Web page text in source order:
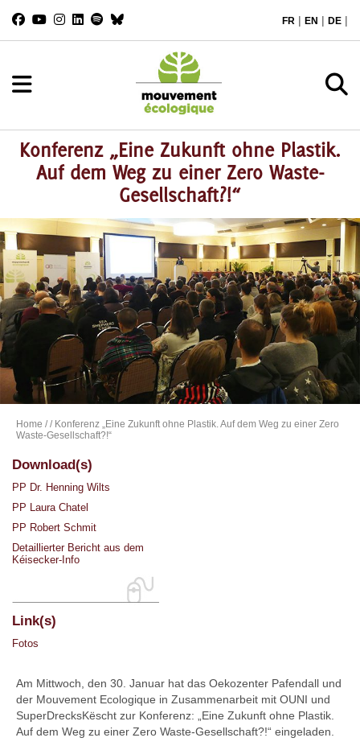
FR | EN | DE |
Konferenz „Eine Zukunft ohne Plastik.
Auf dem Weg zu einer Zero Waste-
Gesellschaft?!“
Home // Konferenz „Eine Zukunft ohne Plastik. Auf dem Weg zu einer Zero
Waste-Gesellschaft?!“
Download(s)
PP Dr. Henning Wilts
PP Laura Chatel
PP Robert Schmit
Detaillierter Bericht aus dem
Kéisecker-Info
Link(s)
Fotos
Am Mittwoch, den 30. Januar hat das Oekozenter Pafendall und
der Mouvement Ecologique in Zusammenarbeit mit OUNI und
SuperDrecksKëscht zur Konferenz: „Eine Zukunft ohne Plastik.
Auf dem Weg zu einer Zero Waste-Gesellschaft?!“ eingeladen.